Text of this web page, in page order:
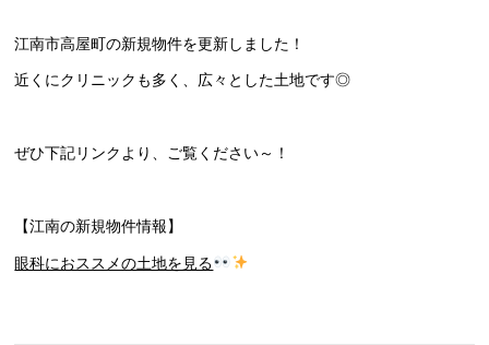
江南市高屋町の新規物件を更新しました！
近くにクリニックも多く、広々とした土地です◎
ぜひ下記リンクより、ご覧ください～！
【江南の新規物件情報】
眼科におススメの土地を見る